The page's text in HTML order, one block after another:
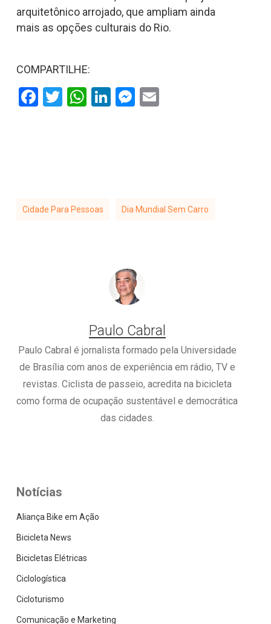
arquitetônico arrojado, que ampliam ainda
mais as opções culturais do Rio.
COMPARTILHE:
Facebook
Twitter
WhatsApp
LinkedIn
Messenger
Email
Cidade Para Pessoas Dia Mundial Sem Carro
Paulo Cabral
Paulo Cabral é jornalista formado pela Universidade
de Brasília com anos de experiência em rádio, TV e
revistas. Ciclista de passeio, acredita na bicicleta
como forma de ocupação sustentável e democrática
das cidades.
Notícias
Aliança Bike em Ação
Bicicleta News
Bicicletas Elétricas
Ciclologística
Cicloturismo
Comunicação e Marketing